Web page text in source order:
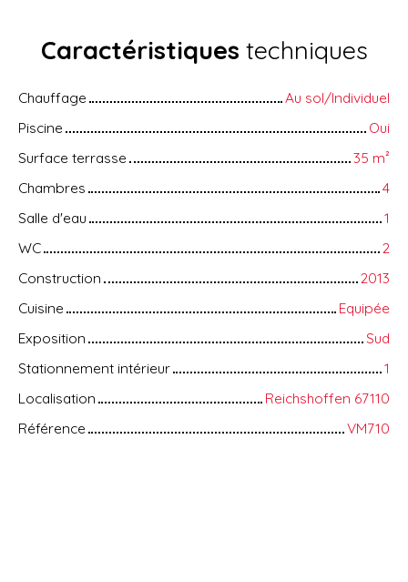
Caractéristiques techniques
Chauffage
Au sol/Individuel
Piscine
Oui
Surface terrasse
35 m²
Chambres
4
Salle d'eau
1
WC
2
Construction
2013
Cuisine
Equipée
Exposition
Sud
Stationnement intérieur
1
Localisation
Reichshoffen 67110
Référence
VM710